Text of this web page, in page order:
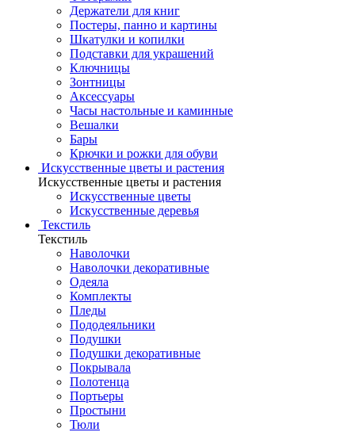
Держатели для книг
Постеры, панно и картины
Шкатулки и копилки
Подставки для украшений
Ключницы
Зонтницы
Аксессуары
Часы настольные и каминные
Вешалки
Бары
Крючки и рожки для обуви
Искусственные цветы и растения
Искусственные цветы и растения
Искусственные цветы
Искусcтвенные деревья
Текстиль
Текстиль
Наволочки
Наволочки декоративные
Одеяла
Комплекты
Пледы
Пододеяльники
Подушки
Подушки декоративные
Покрывала
Полотенца
Портьеры
Простыни
Тюли